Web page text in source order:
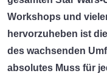
Workshops und
hervorzuheben ist
des wachsenden
absolutes Muss für